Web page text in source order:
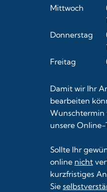
Mittwoch
Donnerstag
Freitag
Damit wir Ihr
bearbeiten
Wunschtermin
unsere Online-
Sollte Ihr
online nicht
kurzfristiges
Sie